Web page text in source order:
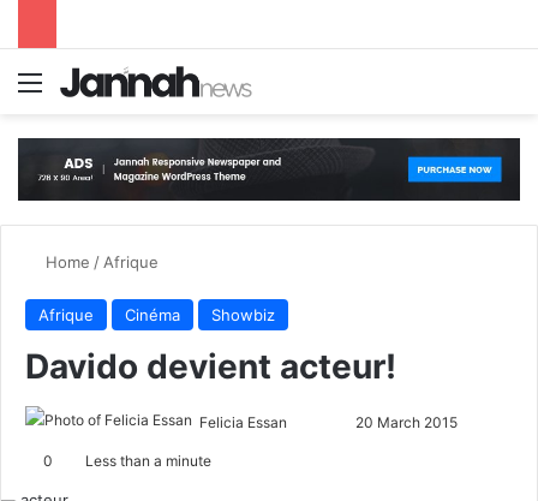
Menu
Home / Afrique
Afrique Cinéma Showbiz
Davido devient acteur!
Felicia Essan 20 March 2015
0 Less than a minute